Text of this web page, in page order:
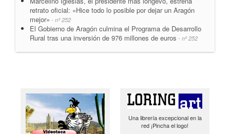
retrato oficial: «Hice todo lo posible por dejar un Aragón
mejor» - nº 252
El Gobierno de Aragón culmina el Programa de Desarrollo
Rural tras una inversión de 976 millones de euros - nº 252
Una librería excepcional en la
red ¡Pincha el logo!